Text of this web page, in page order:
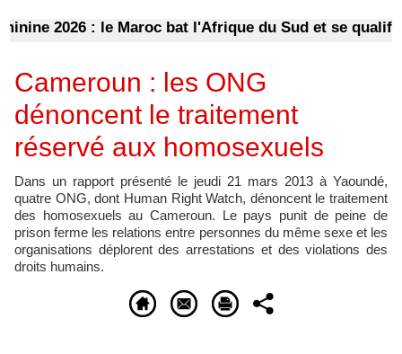
2026 : le Maroc bat l'Afrique du Sud et se qualifie
Cameroun : les ONG
dénoncent le traitement
réservé aux homosexuels
Dans un rapport présenté le jeudi 21 mars 2013 à Yaoundé,
quatre ONG, dont Human Right Watch, dénoncent le traitement
des homosexuels au Cameroun. Le pays punit de peine de
prison ferme les relations entre personnes du même sexe et les
organisations déplorent des arrestations et des violations des
droits humains.